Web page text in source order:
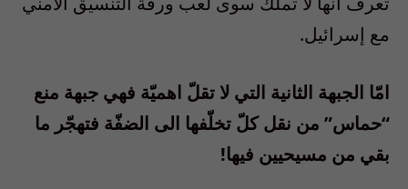
مع إسرائيل.
امّا الجبهة الثانية التي لا تقلّ اهميّة فهي جبهة منع
“حماس” من نقل كلّ تخلّفها الى الضفّة فتهجّر ما
بقي من مسيحيين فيها!